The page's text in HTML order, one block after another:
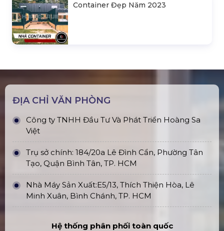
Container Đẹp Năm 2023
ĐỊA CHỈ VĂN PHÒNG
Công ty TNHH Đầu Tư Và Phát Triển Hoàng Sa
Việt
Trụ sở chính: 184/20a Lê Đình Cẩn, Phường Tân
Tạo, Quận Bình Tân, TP. HCM
Nhà Máy Sản Xuất:E5/13, Thích Thiện Hòa, Lê
Minh Xuân, Bình Chánh, TP. HCM
Hệ thống phân phối toàn quốc